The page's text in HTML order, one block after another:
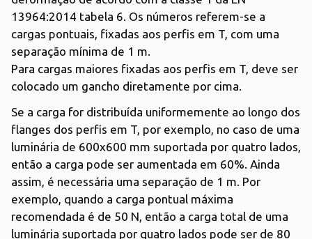
13964:2014 tabela 6. Os números referem-se a
cargas pontuais, fixadas aos perfis em T, com uma
separação mínima de 1 m.
Para cargas maiores fixadas aos perfis em T, deve ser
colocado um gancho diretamente por cima.
Se a carga for distribuída uniformemente ao longo dos
flanges dos perfis em T, por exemplo, no caso de uma
luminária de 600x600 mm suportada por quatro lados,
então a carga pode ser aumentada em 60%. Ainda
assim, é necessária uma separação de 1 m. Por
exemplo, quando a carga pontual máxima
recomendada é de 50 N, então a carga total de uma
luminária suportada por quatro lados pode ser de 80